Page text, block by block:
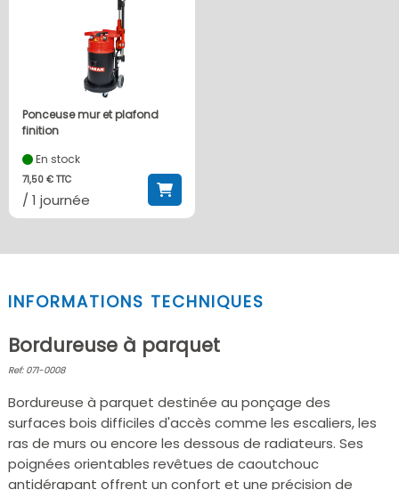
Ponceuse mur et plafond
finition
En stock
71,50 € TTC
/ 1 journée
INFORMATIONS TECHNIQUES
Bordureuse à parquet
Ref: 071-0008
Bordureuse à parquet destinée au ponçage des
surfaces bois difficiles d'accès comme les escaliers, les
ras de murs ou encore les dessous de radiateurs. Ses
poignées orientables revêtues de caoutchouc
antidérapant offrent un confort et une précision de